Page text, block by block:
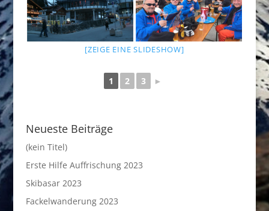
[ZEIGE EINE SLIDESHOW]
1 2 3 ►
Neueste Beiträge
(kein Titel)
Erste Hilfe Auffrischung 2023
Skibasar 2023
Fackelwanderung 2023